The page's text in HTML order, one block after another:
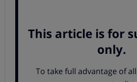
Probamos cada dispositivo en el
acuerdo a las instrucciones que
fabricantes. Utilizamos un panel de
sucia, bajo la supervisión de un